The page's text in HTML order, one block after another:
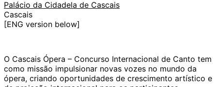
Palácio da Cidadela de Cascais
Cascais
[ENG version below]
O Cascais Ópera – Concurso Internacional de Canto tem
como missão impulsionar novas vozes no mundo da
ópera, criando oportunidades de crescimento artístico e